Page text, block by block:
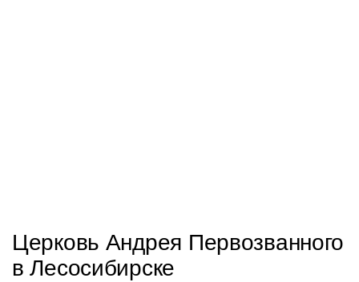
Церковь Андрея Первозванного
в Лесосибирске